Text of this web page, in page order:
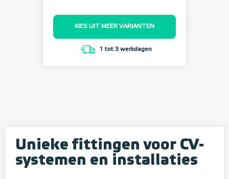
KIES UIT MEER VARIANTEN
1 tot 3 werkdagen
Unieke fittingen voor CV-
systemen en installaties